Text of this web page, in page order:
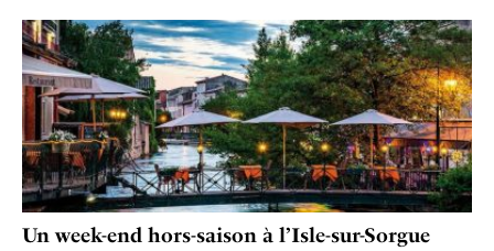
Un week-end hors-saison à l’Isle-sur-Sorgue